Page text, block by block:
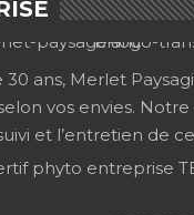
ans, Merlet
vos envies.
et l’entretien de
phyto entreprise